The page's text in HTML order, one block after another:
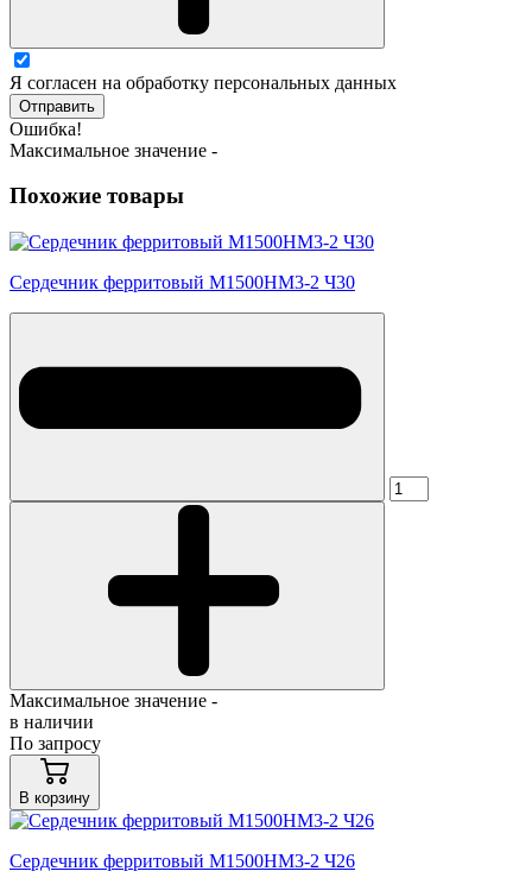
Я согласен на обработку персональных данных
Отправить
Ошибка!
Максимальное значение -
Похожие товары
Сердечник ферритовый М1500НМ3-2 Ч30
Максимальное значение -
в наличии
По запросу
В корзину
Сердечник ферритовый М1500НМ3-2 Ч26